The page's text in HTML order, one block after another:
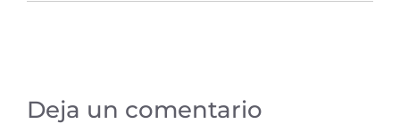
Deja un comentario